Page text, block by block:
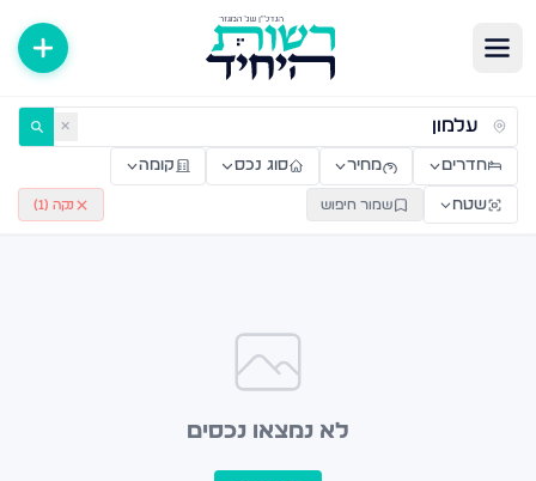
דירות למכירה ולהשכרה — רשות היחיד ✕
חדרים מחיר סוג נכס קומה
שטח שמור חיפוש נקה ( 1
)
לא נמצאו נכסים